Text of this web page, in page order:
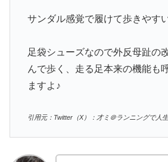
サンダル感覚で履けて歩きやす
足袋シューズなので外反母趾の
んで歩く、走る足本来の機能も
ますよ♪
引用元：Twitter（X）：才ミ＠ランニングで